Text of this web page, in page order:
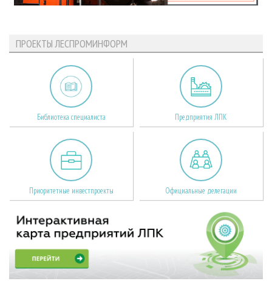
ПРОЕКТЫ ЛЕСПРОМИНФОРМ
Библиотека специалиста Предприятия ЛПК
Приоритетные инвестпроекты Официальные делегации